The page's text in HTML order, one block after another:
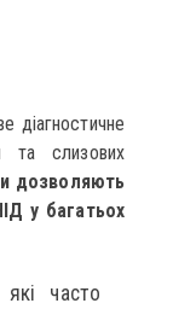
діагностичне
та слизових
дозволяють
у багатьох
часто